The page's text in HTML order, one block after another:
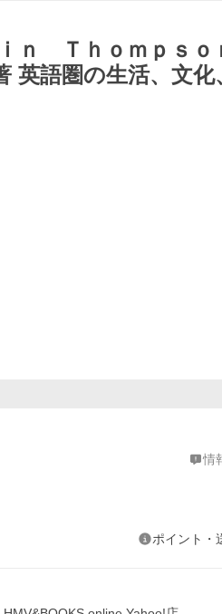
ｎ Ｔｈｏｍｐｓｏ
語圏の生活、文化
情
ポイント・